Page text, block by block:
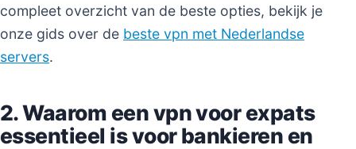
compleet overzicht van de beste opties, bekijk je
onze gids over de beste vpn met Nederlandse
servers.
2. Waarom een vpn voor expats
essentieel is voor bankieren en